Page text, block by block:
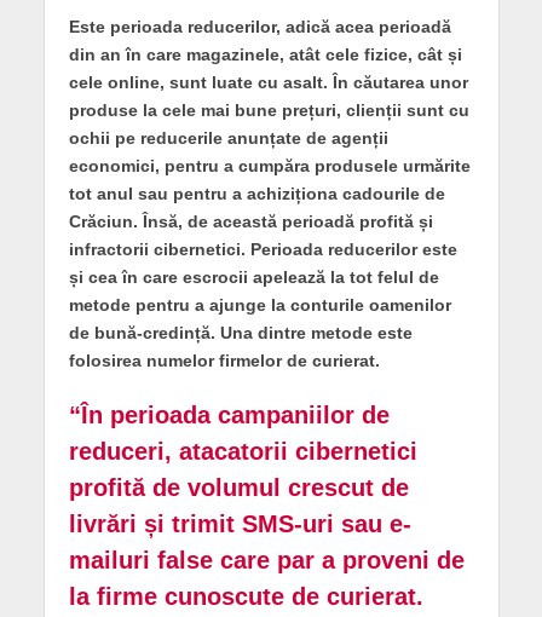
Este perioada reducerilor, adică acea perioadă
din an în care magazinele, atât cele fizice, cât și
cele online, sunt luate cu asalt. În căutarea unor
produse la cele mai bune prețuri, clienții sunt cu
ochii pe reducerile anunțate de agenții
economici, pentru a cumpăra produsele urmărite
tot anul sau pentru a achiziționa cadourile de
Crăciun. Însă, de această perioadă profită și
infractorii cibernetici. Perioada reducerilor este
și cea în care escrocii apelează la tot felul de
metode pentru a ajunge la conturile oamenilor
de bună-credință. Una dintre metode este
folosirea numelor firmelor de curierat.
“În perioada campaniilor de
reduceri, atacatorii cibernetici
profită de volumul crescut de
livrări și trimit SMS-uri sau e-
mailuri false care par a proveni de
la firme cunoscute de curierat.